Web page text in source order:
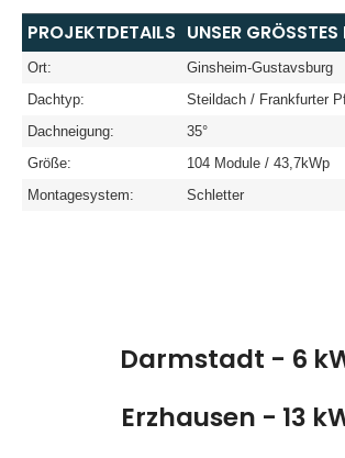
PROJEKTDETAILS UNSER GRÖSSTES
Ort:
Ginsheim-Gustavsburg
Dachtyp:
Steildach / Frankfurter
Dachneigung:
35°
Größe:
104 Module / 43,7kWp
Montagesystem:
Schletter
Erzhausen - 13
Darmstadt - 6